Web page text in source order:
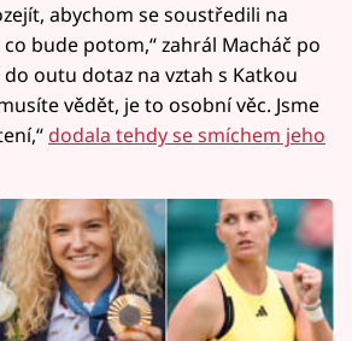
abychom se soustředili na
bude potom,“ zahrál Macháč po
outu dotaz na vztah s Katkou
vědět, je to osobní věc. Jsme
dodala tehdy se smíchem jeho